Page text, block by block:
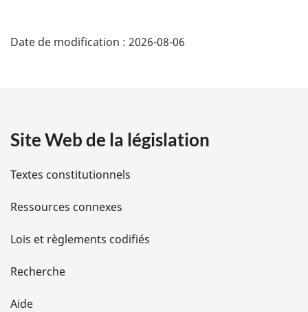
é
i
l
s
d
e
l
Date de modification : 2026-08-06
Site Web de la législation
Textes constitutionnels
Ressources connexes
Lois et règlements codifiés
Recherche
Aide